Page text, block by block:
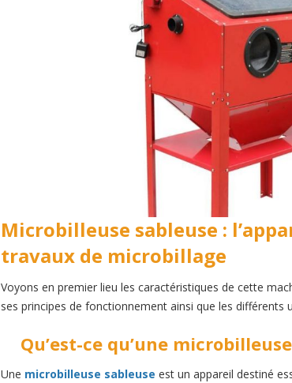
Microbilleuse sableuse :
travaux de microbillage
Voyons en premier lieu les caractéristiques de cette
ses principes de fonctionnement ainsi que les différents
Qu’est-ce qu’une
Une microbilleuse sableuse est un appareil destiné